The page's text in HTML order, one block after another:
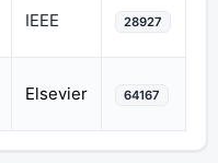
IEEE 28927
Elsevier 64167